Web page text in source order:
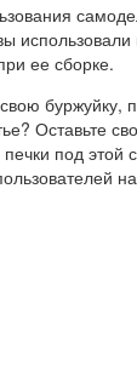
использовали
ее сборке.
буржуйку,
Оставьте
под этой